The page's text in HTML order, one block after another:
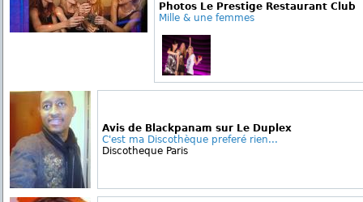
Photos Le Prestige Restaurant Club
Mille & une femmes
Avis de Blackpanam sur Le Duplex
C'est ma Discothèque preferé rien...
Discotheque Paris